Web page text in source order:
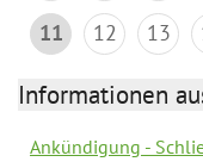
11
12 13
Informationen
Ankündigung -